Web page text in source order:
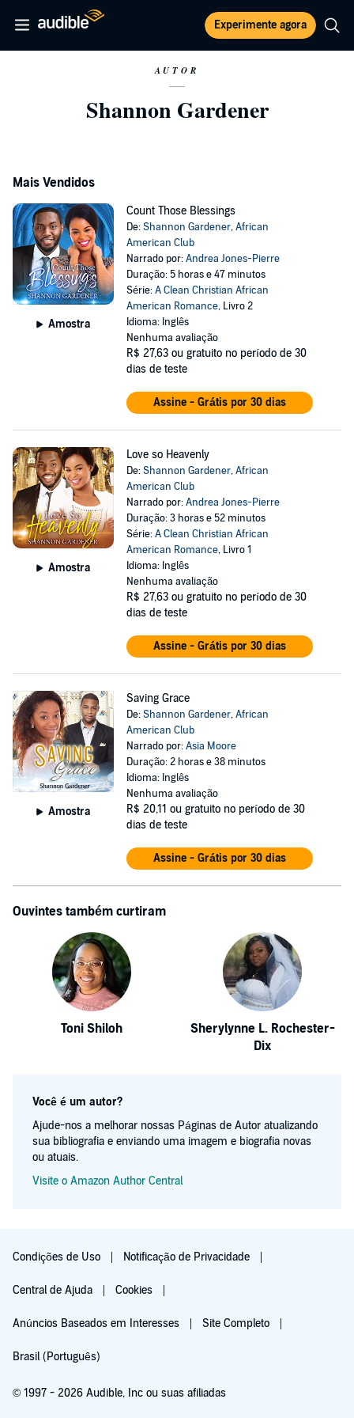
Experimente agora
AUTOR
Shannon Gardener
Mais Vendidos
Amostra
Count Those Blessings
De:Shannon Gardener,African
American Club
Narrado por:Andrea Jones-Pierre
Duração: 5 horas e 47 minutos
Série:A Clean Christian African
American Romance, Livro 2
Idioma: Inglês
Nenhuma avaliação
R$ 27,63 ou gratuito no período de 30
dias de teste
Assine - Grátis por 30 dias
Amostra
Love so Heavenly
De:Shannon Gardener,African
American Club
Narrado por:Andrea Jones-Pierre
Duração: 3 horas e 52 minutos
Série:A Clean Christian African
American Romance, Livro 1
Idioma: Inglês
Nenhuma avaliação
R$ 27,63 ou gratuito no período de 30
dias de teste
Assine - Grátis por 30 dias
Amostra
Saving Grace
De:Shannon Gardener,African
American Club
Narrado por:Asia Moore
Duração: 2 horas e 38 minutos
Idioma: Inglês
Nenhuma avaliação
R$ 20,11 ou gratuito no período de 30
dias de teste
Assine - Grátis por 30 dias
Ouvintes também curtiram
Toni Shiloh
Sherylynne L. Rochester-
Dix
Você é um autor?
Ajude-nos a melhorar nossas Páginas de Autor atualizando
sua bibliografia e enviando uma imagem e biografia novas
ou atuais.
Visite o Amazon Author Central
Condições de Uso Notificação de Privacidade
Central de Ajuda Cookies
Anúncios Baseados em Interesses Site Completo
Brasil (Português)
© 1997 - 2026 Audible, Inc ou suas afiliadas